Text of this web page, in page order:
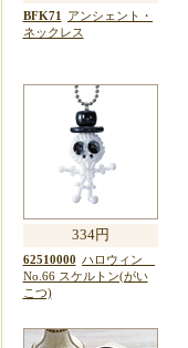
BFK71
アンシェント・
ネックレス
334円
62510000 ハロウィン
No.66 スケルトン(がい
こつ)